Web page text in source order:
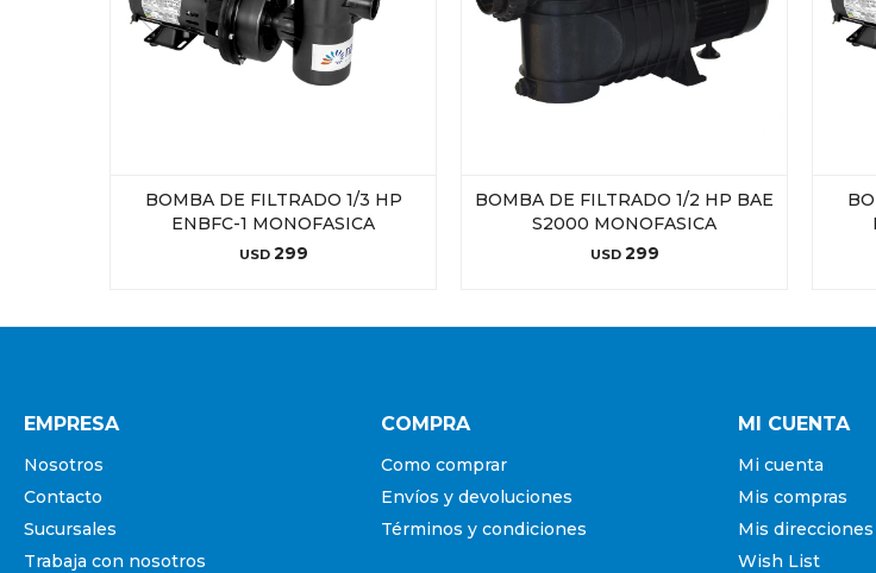
BOMBA DE FILTRADO 1/3 HP
ENBFC-1 MONOFASICA
USD 299
BOMBA DE FILTRADO 1/2 HP BAE
S2000 MONOFASICA
USD 299
EMPRESA
Nosotros
Contacto
Sucursales
Trabaja con nosotros
COMPRA
Como comprar
Envíos y devoluciones
Términos y condiciones
MI CUENTA
Mi cuenta
Mis compras
Mis direcciones
Wish List